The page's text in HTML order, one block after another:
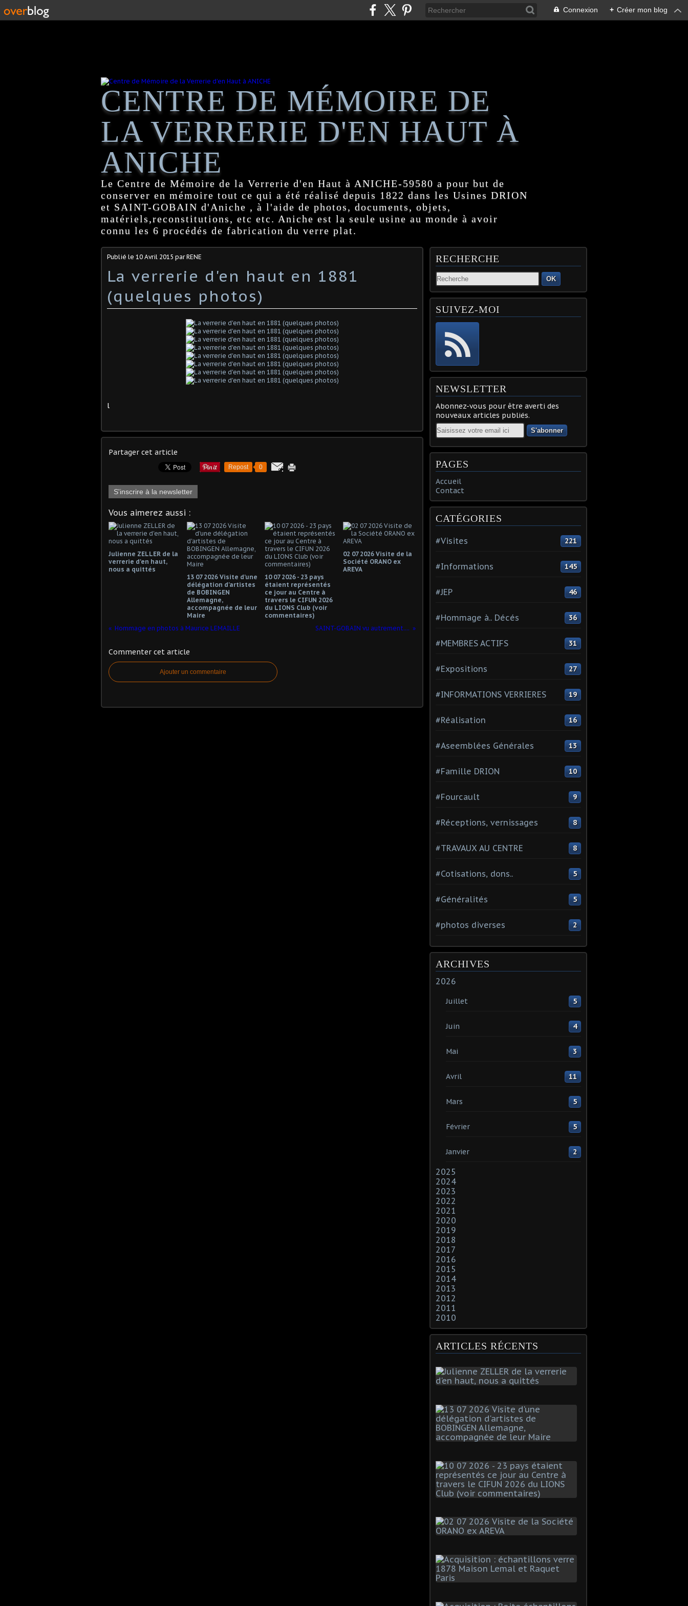
Connexion + Créer mon blog
CENTRE DE MÉMOIRE DE
LA VERRERIE D'EN HAUT À
ANICHE
Le Centre de Mémoire de la Verrerie d'en Haut à ANICHE-59580 a pour but de
conserver en mémoire tout ce qui a été réalisé depuis 1822 dans les Usines DRION
et SAINT-GOBAIN d'Aniche , à l'aide de photos, documents, objets,
matériels,reconstitutions, etc etc. Aniche est la seule usine au monde à avoir
connu les 6 procédés de fabrication du verre plat.
Publié le 10 Avril 2015 par RENE
La verrerie d'en haut en 1881
(quelques photos)
l
Partager cet article
Repost 0
S'inscrire à la newsletter
Vous aimerez aussi :
Julienne ZELLER de la
verrerie d'en haut,
nous a quittés
13 07 2026 Visite d'une
délégation d'artistes
de BOBINGEN
Allemagne,
accompagnée de leur
Maire
10 07 2026 - 23 pays
étaient représentés
ce jour au Centre à
travers le CIFUN 2026
du LIONS Club (voir
commentaires)
02 07 2026 Visite de la
Société ORANO ex
AREVA
Hommage en photos à Maurice LEMAILLE SAINT-GOBAIN vu autrement....
Commenter cet article
Ajouter un commentaire
RECHERCHE
OK
SUIVEZ-MOI
NEWSLETTER
Abonnez-vous pour être averti des
nouveaux articles publiés.
Email
PAGES
Accueil
Contact
CATÉGORIES
#Visites 221
#Informations 145
#JEP 46
#Hommage à.. Décés 36
#MEMBRES ACTIFS 31
#Expositions 27
#INFORMATIONS VERRIERES 19
#Réalisation 16
#Aseemblées Générales 13
#Famille DRION 10
#Fourcault 9
#Réceptions, vernissages 8
#TRAVAUX AU CENTRE 8
#Cotisations, dons.. 5
#Généralités 5
#photos diverses 2
ARCHIVES
2026
Juillet 5
Juin 4
Mai 3
Avril 11
Mars 5
Février 5
Janvier 2
2025
2024
2023
2022
2021
2020
2019
2018
2017
2016
2015
2014
2013
2012
2011
2010
ARTICLES RÉCENTS